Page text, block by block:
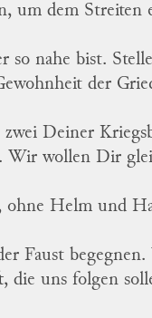
um dem Streiten
so nahe bist.
der
Deiner
Wir wollen Dir
ohne Helm und
Faust begegnen.
die uns folgen